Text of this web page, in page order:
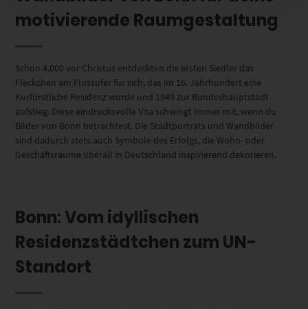
motivierende Raumgestaltung
Schon 4.000 vor Christus entdeckten die ersten Siedler das
Fleckchen am Flussufer für sich, das im 16. Jahrhundert eine
Kurfürstliche Residenz wurde und 1949 zur Bundeshauptstadt
aufstieg. Diese eindrucksvolle Vita schwingt immer mit, wenn du
Bilder von Bonn betrachtest. Die Stadtporträts und Wandbilder
sind dadurch stets auch Symbole des Erfolgs, die Wohn- oder
Geschäftsräume überall in Deutschland inspirierend dekorieren.
Bonn: Vom idyllischen
Residenzstädtchen zum UN-
Standort